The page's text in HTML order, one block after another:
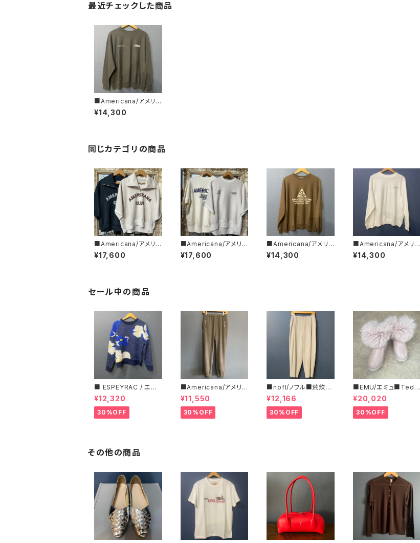
最近チェックした商品
■Americana/アメリカ
ーナ■リバースウィーブ
L/S T■BRF-752A/2
¥14,300
同じカテゴリの商品
■Americana/アメリカ
ーナ■クロップド・ハー
フZIPスウェット■BRF-
¥17,600
■Americana/アメリカ
ーナ■カットオフ・リバ
ースウィーブ ■BRF-8
¥17,600
■Americana/アメリカ
ーナ■リバースウィーブ
L/S T■BRF-752A/３
¥14,300
■Americana/アメリカ
ーナ■リバースウィーブ
L/S T■BRF-752A/1
¥14,300
セール中の商品
■ ESPEYRAC / エス
ぺラック ■ フラワーモ
チーフニット■YELLO
W & NAVY■ 超カワイ
イ！
¥12,320
30%OFF
■Americana/アメリカ
ーナ■マイクロフリー
ス・イージーパンツ■
¥11,550
30%OFF
■nofl/ノフル■荒炊き
コール天テーパードパ
ンツ■ゆるっとバルーン
シルエット
¥12,166
30%OFF
■EMU/エミュ■Tedd
y Wurren■撥水サイド
ジッパーブーツ
¥20,020
30%OFF
その他の商品